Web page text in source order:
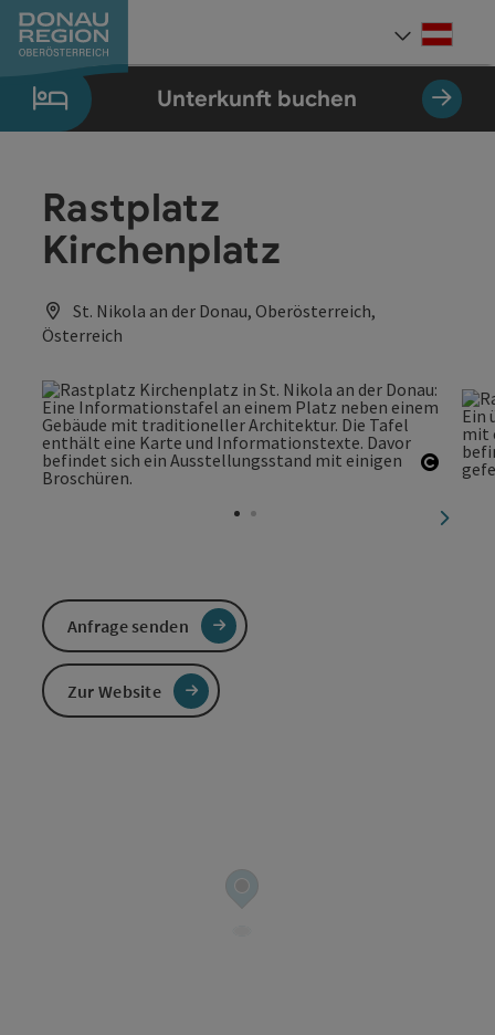
Zum Inhalt
Zur Navigation
Zum Seitenanfang
Zur Kontaktseite
Zum Impressum
Zur Startseite
Unterkunft buchen
Rastplatz
Kirchenplatz
St. Nikola an der Donau, Oberösterreich,
Österreich
Anfrage senden
Zur Website